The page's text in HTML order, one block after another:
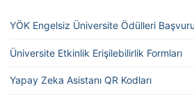
YÖK Engelsiz Üniversite Ödülleri
Üniversite Etkinlik Erişilebilirlik Formları
Yapay Zeka Asistanı QR Kodları